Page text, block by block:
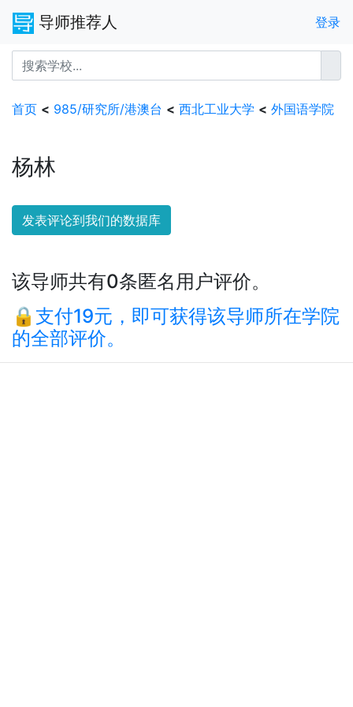
导师推荐人 登录
首页 < 985/研究所/港澳台 < 西北工业大学 < 外国语学院
杨林
发表评论到我们的数据库
该导师共有0条匿名用户评价。
🔒支付19元，即可获得该导师所在学院
的全部评价。